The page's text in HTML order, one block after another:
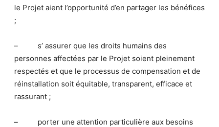
le Projet aient l’opportunité d’en partager les bénéfices
;
– s’ assurer que les droits humains des
personnes affectées par le Projet soient pleinement
respectés et que le processus de compensation et de
réinstallation soit équitable, transparent, efficace et
rassurant ;
– porter une attention particulière aux besoins